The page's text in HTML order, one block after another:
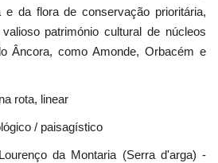
da flora de conservação prioritária,
património cultural de núcleos
Âncora, como Amonde, Orbacém e
rota, linear
/ paisagístico
da Montaria (Serra d'arga) -